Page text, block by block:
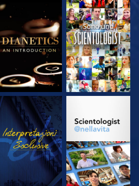
ESPLORA LE
GUARDA
GUARDA
ESPLORA LE